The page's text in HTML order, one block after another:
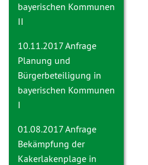
bayerischen Kommunen
II
10.11.2017 Anfrage
Planung und
Bürgerbeteiligung in
bayerischen Kommunen
I
01.08.2017 Anfrage
Bekämpfung der
Kakerlakenplage in